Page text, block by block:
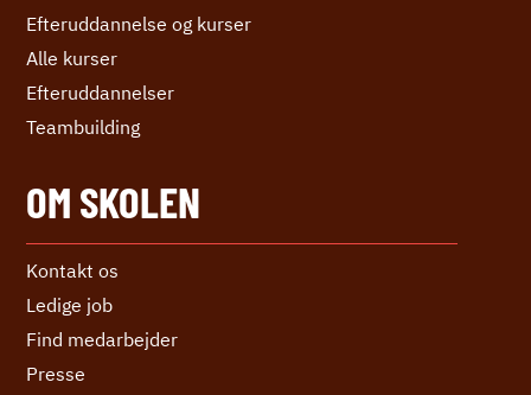
Efteruddannelse og kurser
Alle kurser
Efter­uddannelser
Teambuilding
OM SKOLEN
Kontakt os
Ledige job
Find medarbejder
Presse